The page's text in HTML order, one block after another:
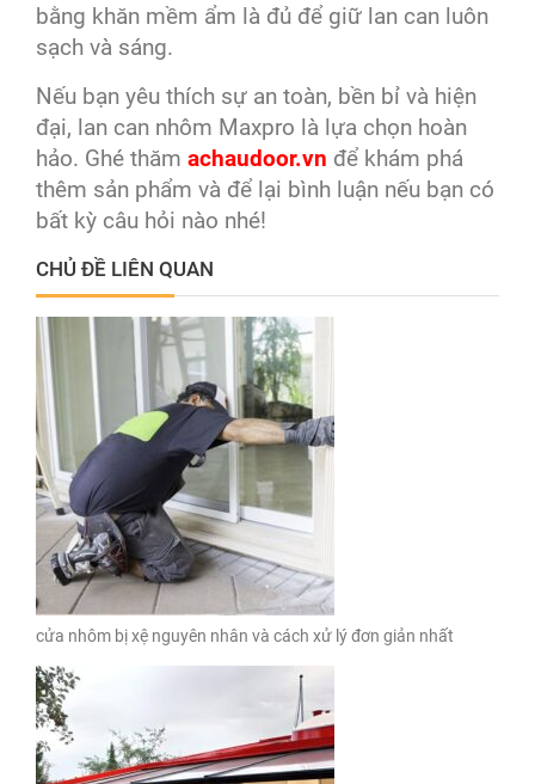
bằng khăn mềm ẩm là đủ để giữ lan can luôn
sạch và sáng.
Nếu bạn yêu thích sự an toàn, bền bỉ và hiện
đại, lan can nhôm Maxpro là lựa chọn hoàn
hảo. Ghé thăm achaudoor.vn để khám phá
thêm sản phẩm và để lại bình luận nếu bạn có
bất kỳ câu hỏi nào nhé!
CHỦ ĐỀ LIÊN QUAN
cửa nhôm bị xệ nguyên nhân và cách xử lý đơn giản nhất